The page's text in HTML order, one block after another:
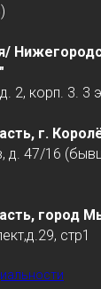
2, корп. 3. 3
г.
д. 47/16
город
стр1